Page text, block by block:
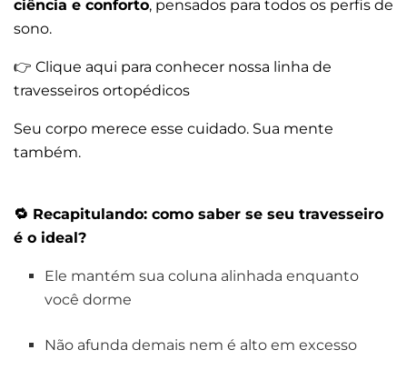
ciência e conforto, pensados para todos os perfis de
sono.
👉 Clique aqui para conhecer nossa linha de
travesseiros ortopédicos
Seu corpo merece esse cuidado. Sua mente
também.
🔁 Recapitulando: como saber se seu travesseiro
é o ideal?
Ele mantém sua coluna alinhada enquanto
você dorme
Não afunda demais nem é alto em excesso